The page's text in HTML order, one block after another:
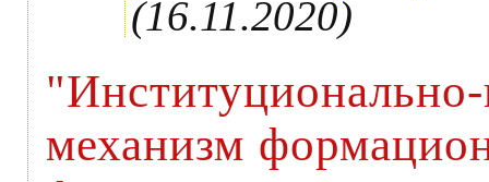
(16.11.2020)
механизм